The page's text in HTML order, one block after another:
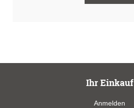
Ihr Einkauf
Anmelden